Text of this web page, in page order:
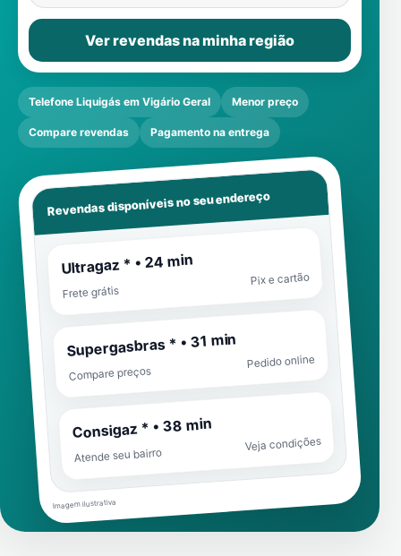
Ver revendas na minha região
Telefone Liquigás em Vigário Geral Menor preço
Compare revendas Pagamento na entrega
Revendas disponíveis no seu endereço
Ultragaz * • 24 min
Frete grátis
Pix e cartão
Supergasbras * • 31 min
Compare preços
Pedido online
Consigaz * • 38 min
Atende seu bairro
Veja condições
Imagem ilustrativa